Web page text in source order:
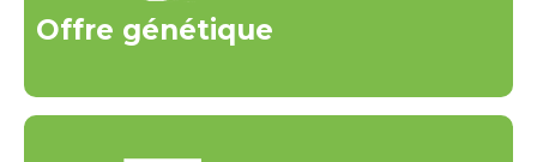
Offre génétique